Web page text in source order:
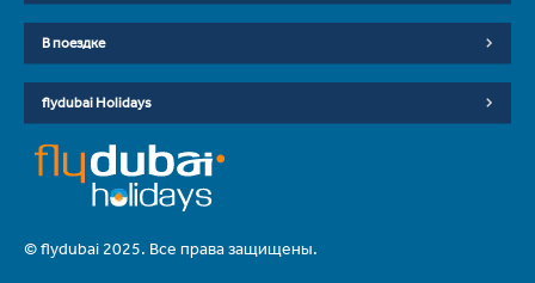
В поездке
flydubai Holidays
© flydubai 2025. Все права защищены.